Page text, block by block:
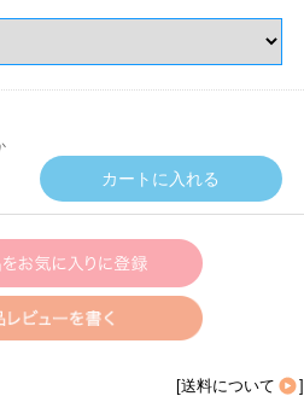
[送料について
]